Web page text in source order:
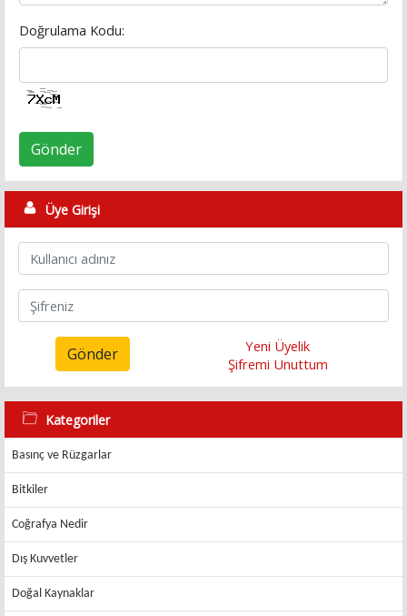
Doğrulama Kodu:
Gönder
Üye Girişi
Gönder
Yeni Üyelik
Şifremi Unuttum
Kategoriler
Basınç ve Rüzgarlar
Bitkiler
Coğrafya Nedir
Dış Kuvvetler
Doğal Kaynaklar